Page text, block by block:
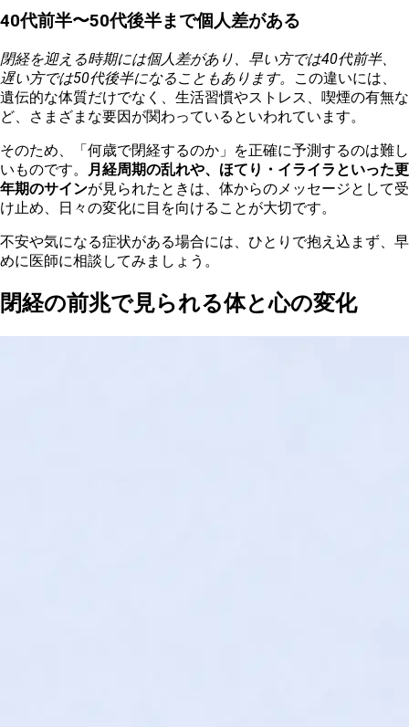
40代前半〜50代後半まで個人差がある
閉経を迎える時期には個人差があり、早い方では40代前半、
遅い方では50代後半になることもあります。
この違いには、
遺伝的な体質だけでなく、生活習慣やストレス、喫煙の有無な
ど、さまざまな要因が関わっているといわれています。
そのため、「何歳で閉経するのか」を正確に予測するのは難し
いものです。
月経周期の乱れや、ほてり・イライラといった更
年期のサインが見られたときは、体からのメッセージとして受
け止め、日々の変化に目を向けることが大切です。
不安や気になる症状がある場合には、ひとりで抱え込まず、早
めに医師に相談してみましょう。
閉経の前兆で見られる体と心の変化